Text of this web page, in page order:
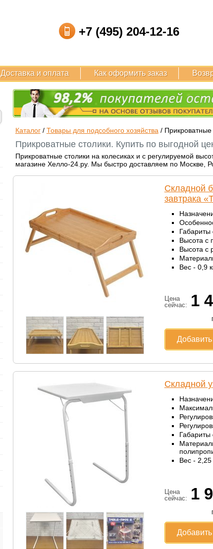
+7 (495) 204-12-16
Доставка и оплата Как оформить заказ
Каталог/ Товары для подсобного хозяйства / Прикроватные
Прикроватные столики. Купить по выгодной
Прикроватные столики на колесиках и с регулируемой
магазине Хелло-24.ру. Мы быстро доставляем по Москве,
Складной
завтрака
Габариты
Высота с
Высота с
Вес - 0,9
Цена
сейчас:
1
Добавить
Складной
Габариты
Вес - 2,25
Цена
сейчас:
1
Добавить